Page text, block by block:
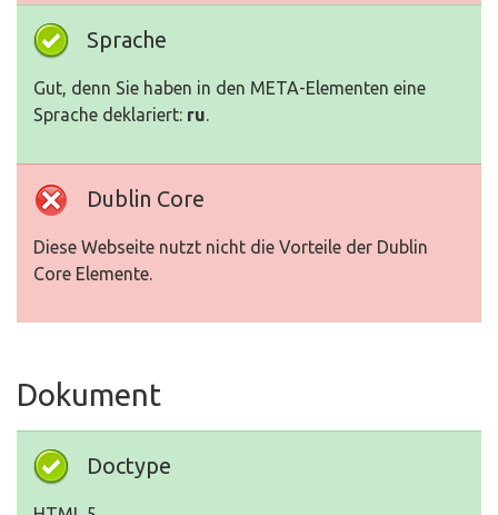
Sprache
Gut, denn Sie haben in den META-Elementen eine
Sprache deklariert: ru.
Dublin Core
Diese Webseite nutzt nicht die Vorteile der Dublin
Core Elemente.
Dokument
Doctype